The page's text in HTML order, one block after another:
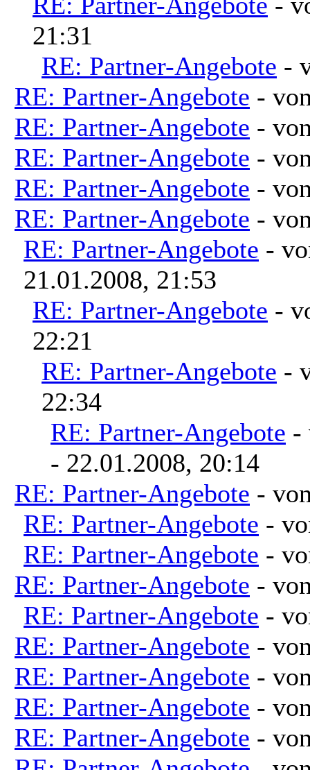
21:31
RE: Partner-Angebote -
RE: Partner-Angebote -
RE: Partner-Angebote -
RE: Partner-Angebote -
RE: Partner-Angebote -
RE: Partner-Angebote -
RE: Partner-Angebote -
21.01.2008, 21:53
RE: Partner-Angebote -
22:21
RE: Partner-Angebote -
22:34
RE: Partner-Angebote -
- 22.01.2008, 20:14
RE: Partner-Angebote -
RE: Partner-Angebote -
RE: Partner-Angebote -
RE: Partner-Angebote -
RE: Partner-Angebote -
RE: Partner-Angebote -
RE: Partner-Angebote -
RE: Partner-Angebote -
RE: Partner-Angebote -